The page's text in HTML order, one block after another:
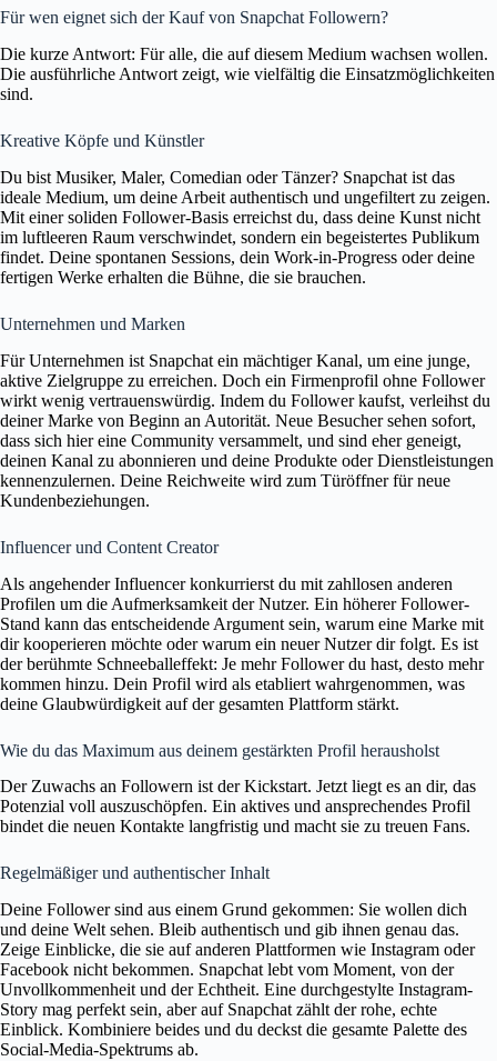
Für wen eignet sich der Kauf von Snapchat Followern?
Die kurze Antwort: Für alle, die auf diesem Medium wachsen wollen.
Die ausführliche Antwort zeigt, wie vielfältig die Einsatzmöglichkeiten
sind.
Kreative Köpfe und Künstler
Du bist Musiker, Maler, Comedian oder Tänzer? Snapchat ist das
ideale Medium, um deine Arbeit authentisch und ungefiltert zu zeigen.
Mit einer soliden Follower-Basis erreichst du, dass deine Kunst nicht
im luftleeren Raum verschwindet, sondern ein begeistertes Publikum
findet. Deine spontanen Sessions, dein Work-in-Progress oder deine
fertigen Werke erhalten die Bühne, die sie brauchen.
Unternehmen und Marken
Für Unternehmen ist Snapchat ein mächtiger Kanal, um eine junge,
aktive Zielgruppe zu erreichen. Doch ein Firmenprofil ohne Follower
wirkt wenig vertrauenswürdig. Indem du Follower kaufst, verleihst du
deiner Marke von Beginn an Autorität. Neue Besucher sehen sofort,
dass sich hier eine Community versammelt, und sind eher geneigt,
deinen Kanal zu abonnieren und deine Produkte oder Dienstleistungen
kennenzulernen. Deine Reichweite wird zum Türöffner für neue
Kundenbeziehungen.
Influencer und Content Creator
Als angehender Influencer konkurrierst du mit zahllosen anderen
Profilen um die Aufmerksamkeit der Nutzer. Ein höherer Follower-
Stand kann das entscheidende Argument sein, warum eine Marke mit
dir kooperieren möchte oder warum ein neuer Nutzer dir folgt. Es ist
der berühmte Schneeballeffekt: Je mehr Follower du hast, desto mehr
kommen hinzu. Dein Profil wird als etabliert wahrgenommen, was
deine Glaubwürdigkeit auf der gesamten Plattform stärkt.
Wie du das Maximum aus deinem gestärkten Profil herausholst
Der Zuwachs an Followern ist der Kickstart. Jetzt liegt es an dir, das
Potenzial voll auszuschöpfen. Ein aktives und ansprechendes Profil
bindet die neuen Kontakte langfristig und macht sie zu treuen Fans.
Regelmäßiger und authentischer Inhalt
Deine Follower sind aus einem Grund gekommen: Sie wollen dich
und deine Welt sehen. Bleib authentisch und gib ihnen genau das.
Zeige Einblicke, die sie auf anderen Plattformen wie Instagram oder
Facebook nicht bekommen. Snapchat lebt vom Moment, von der
Unvollkommenheit und der Echtheit. Eine durchgestylte Instagram-
Story mag perfekt sein, aber auf Snapchat zählt der rohe, echte
Einblick. Kombiniere beides und du deckst die gesamte Palette des
Social-Media-Spektrums ab.